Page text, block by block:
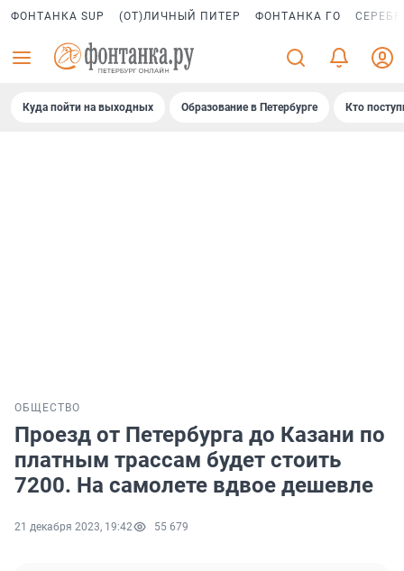
ФОНТАНКА SUP (ОТ)ЛИЧНЫЙ ПИТЕР ФОНТАНКА ГО
Куда пойти на выходных Образование в Петербурге Кто
ОБЩЕСТВО
Проезд от Петербурга до Казани по
платным трассам будет стоить
7200. На самолете вдвое дешевле
21 декабря 2023, 19:42 55 679